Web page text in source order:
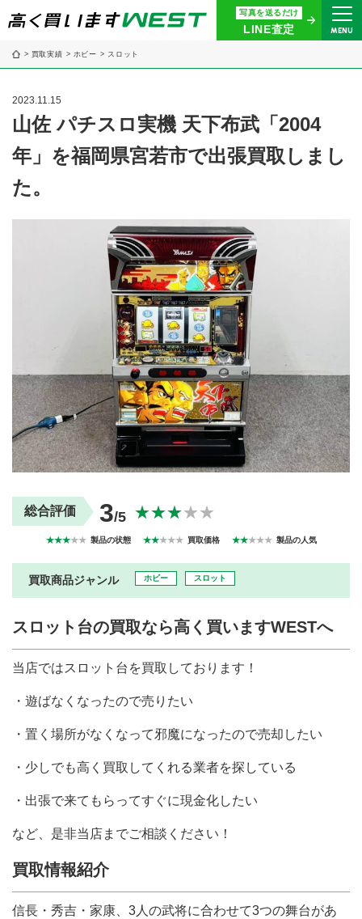
写真を送るだけ
LINE査定 MENU
まずはお気軽にお問い合わせ・
査定をご依頼ください
買取専用ダイヤル
9:00〜18:30(年中無休)
24時間365日受付
簡単操作！LINE査定
宅配買取
出張買取
買取商品ジャンル
トップページ
初めての方へ
選べる買取方法
買取実績
買取強化ブランド
よくある質問
お客様の声
取り組み
本人確認書類アップロード
ガイド
お客様へ
お探しの方へ
買取実績 ホビー スロット
2023.11.15
山佐 パチスロ実機 天下布武「2004
年」を福岡県宮若市で出張買取しまし
た。
総合評価 3/5 ★★★★★
★★★★★ 製品の状態 ★★★★★ 買取価格 ★★★★★ 製品の人気
買取商品ジャンル ホビー スロット
スロット台の買取なら高く買いますWESTへ
当店ではスロット台を買取しております！
・遊ばなくなったので売りたい
・置く場所がなくなって邪魔になったので売却したい
・少しでも高く買取してくれる業者を探している
・出張で来てもらってすぐに現金化したい
など、是非当店までご相談ください！
買取情報紹介
信長・秀吉・家康、3人の武将に合わせて3つの舞台があ